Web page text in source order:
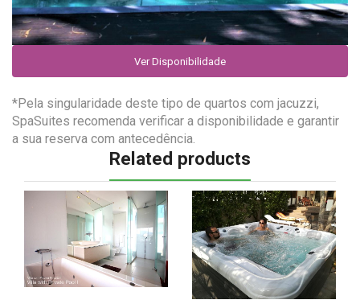
Ver Disponibilidade
*Pela singularidade deste tipo de quartos com jacuzzi,
SpaSuites recomenda verificar a disponibilidade e garantir
a sua reserva com antecedência.
Related products